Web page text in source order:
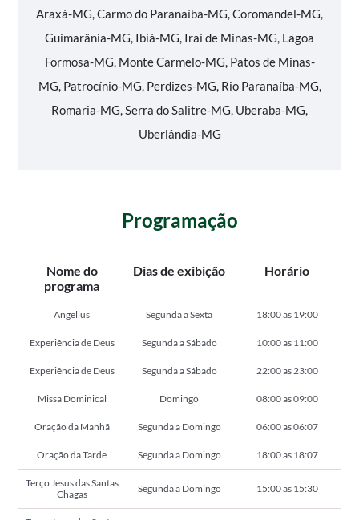
Araxá-MG, Carmo do Paranaíba-MG, Coromandel-MG,
Guimarânia-MG, Ibiá-MG, Iraí de Minas-MG, Lagoa
Formosa-MG, Monte Carmelo-MG, Patos de Minas-
MG, Patrocínio-MG, Perdizes-MG, Rio Paranaíba-MG,
Romaria-MG, Serra do Salitre-MG, Uberaba-MG,
Uberlândia-MG
Programação
Nome do
programa
Dias de exibição Horário
Angellus Segunda a Sexta 18:00 as 19:00
Experiência de Deus Segunda a Sábado 10:00 as 11:00
Experiência de Deus Segunda a Sábado 22:00 as 23:00
Missa Dominical Domingo 08:00 as 09:00
Oração da Manhã Segunda a Domingo 06:00 as 06:07
Oração da Tarde Segunda a Domingo 18:00 as 18:07
Terço Jesus das Santas
Chagas
Segunda a Domingo 15:00 as 15:30